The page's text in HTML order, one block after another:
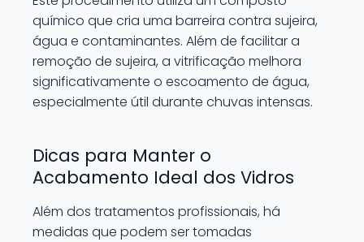
químico que cria uma barreira contra sujeira,
água e contaminantes. Além de facilitar a
remoção de sujeira, a vitrificação melhora
significativamente o escoamento de água,
especialmente útil durante chuvas intensas.
Dicas para Manter o
Acabamento Ideal dos Vidros
Além dos tratamentos profissionais, há
medidas que podem ser tomadas